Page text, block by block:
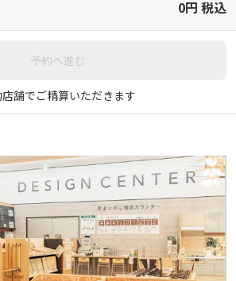
0円 税込
予約へ進む
店舗でご精算いただきます